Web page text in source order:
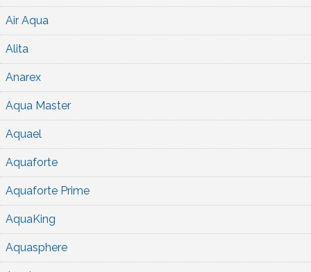
Air Aqua
Alita
Anarex
Aqua Master
Aquael
Aquaforte
Aquaforte Prime
AquaKing
Aquasphere